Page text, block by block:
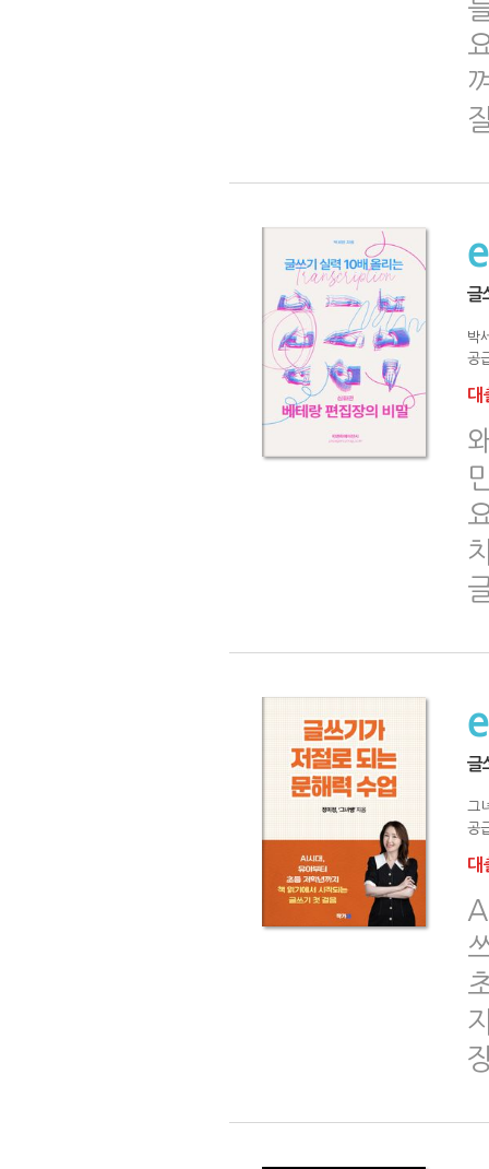
글
박
공
대
글
그
공
대